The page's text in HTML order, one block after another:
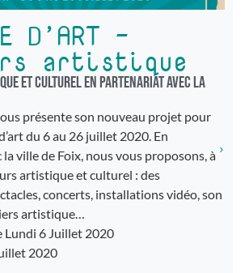
D’ART –
artistique
et culturel en partenariat avec la
présente son nouveau projet pour
du 6 au 26 juillet 2020. En
ville de Foix, nous vous proposons, à
artistique et culturel : des
concerts, installations vidéo, son
artistique…
Lundi 6 Juillet 2020
2020